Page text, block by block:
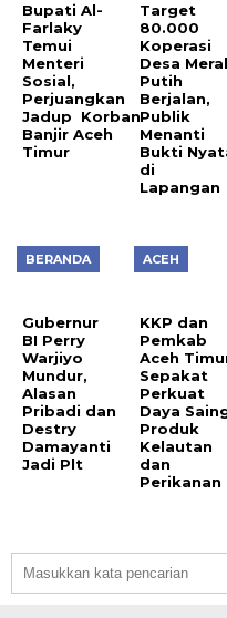
Bupati Al-
Farlaky
Temui
Menteri
Sosial,
Perjuangkan
Jadup Korban
Banjir Aceh
Timur
Target
80.000
Koperasi
Desa
Putih
Berjalan,
Publik
Menanti
Bukti
di
Lapangan
BERANDA
Gubernur
BI Perry
Warjiyo
Mundur,
Alasan
Pribadi dan
Destry
Damayanti
Jadi Plt
ACEH
KKP dan
Pemkab
Aceh
Sepakat
Perkuat
Daya
Produk
Kelautan
dan
Perikanan